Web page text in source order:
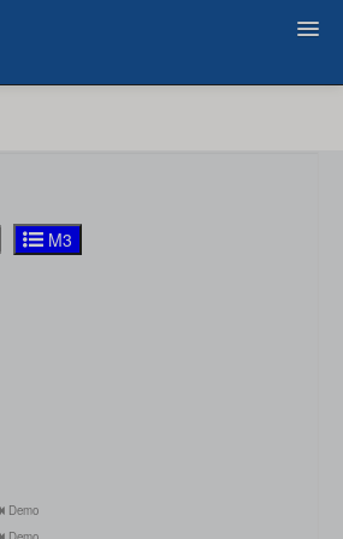
M3
Demo